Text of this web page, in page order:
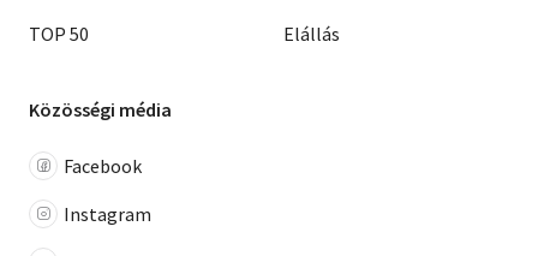
TOP 50
Elállás
Közösségi média
Facebook
Instagram